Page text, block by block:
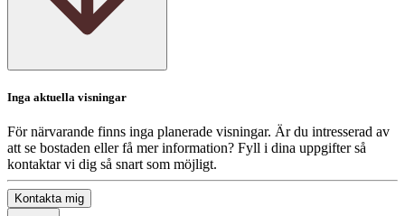
Inga aktuella visningar
För närvarande finns inga planerade visningar. Är du intresserad av
att se bostaden eller få mer information? Fyll i dina uppgifter så
kontaktar vi dig så snart som möjligt.
Kontakta mig